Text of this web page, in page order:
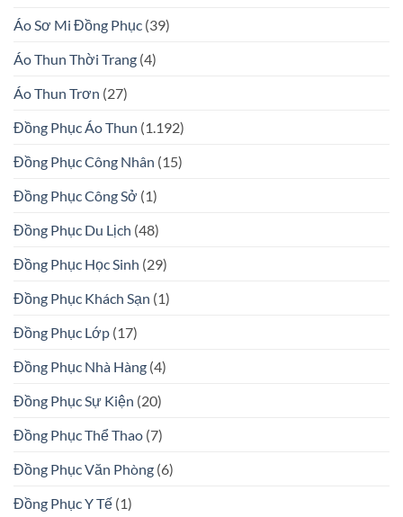
Áo Sơ Mi Đồng Phục (39)
Áo Thun Thời Trang (4)
Áo Thun Trơn (27)
Đồng Phục Áo Thun (1.192)
Đồng Phục Công Nhân (15)
Đồng Phục Công Sở (1)
Đồng Phục Du Lịch (48)
Đồng Phục Học Sinh (29)
Đồng Phục Khách Sạn (1)
Đồng Phục Lớp (17)
Đồng Phục Nhà Hàng (4)
Đồng Phục Sự Kiện (20)
Đồng Phục Thể Thao (7)
Đồng Phục Văn Phòng (6)
Đồng Phục Y Tế (1)